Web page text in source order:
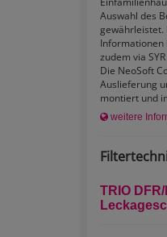
Auswahl des
gewährleistet.
Informationen
zudem via
Die NeoSoft
Auslieferung
montiert und
weitere
TRIO